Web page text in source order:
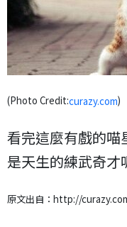
(Photo Credit:curazy.com)
看完這麼有戲的喵
是天生的練武奇才
原文出自：http://